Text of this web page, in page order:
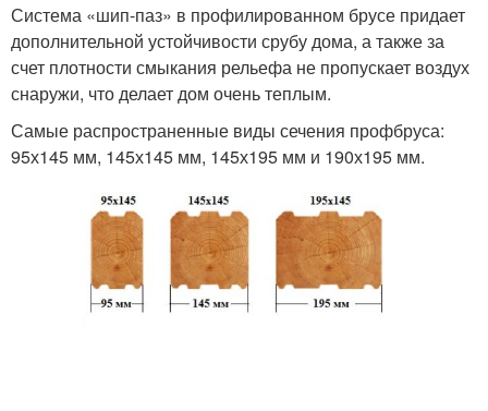
Система «шип-паз» в профилированном брусе придает
дополнительной устойчивости срубу дома, а также за
счет плотности смыкания рельефа не пропускает воздух
снаружи, что делает дом очень теплым.
Самые распространенные виды сечения профбруса:
95х145 мм, 145х145 мм, 145х195 мм и 190х195 мм.